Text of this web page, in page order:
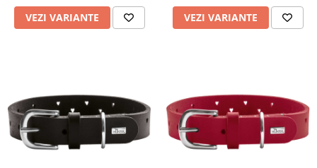
VEZI VARIANTE VEZI VARIANTE